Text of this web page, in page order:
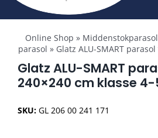
Toggle
Navigation
aanbiedingen
Online Shop »
parasol » Glatz ALU-SMART
Glatz ALU-SMART
240×240 cm klasse 4-
SKU: GL 206 00 241 171